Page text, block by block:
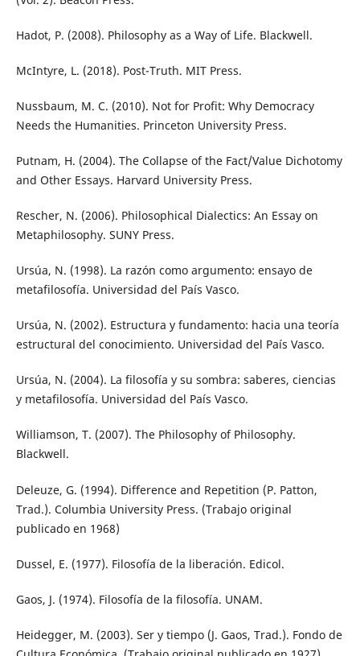
Hadot, P. (2008). Philosophy as a Way of Life. Blackwell.
McIntyre, L. (2018). Post-Truth. MIT Press.
Nussbaum, M. C. (2010). Not for Profit: Why Democracy
Needs the Humanities. Princeton University Press.
Putnam, H. (2004). The Collapse of the Fact/Value Dichotomy
and Other Essays. Harvard University Press.
Rescher, N. (2006). Philosophical Dialectics: An Essay on
Metaphilosophy. SUNY Press.
Ursúa, N. (1998). La razón como argumento: ensayo de
metafilosofía. Universidad del País Vasco.
Ursúa, N. (2002). Estructura y fundamento: hacia una teoría
estructural del conocimiento. Universidad del País Vasco.
Ursúa, N. (2004). La filosofía y su sombra: saberes, ciencias
y metafilosofía. Universidad del País Vasco.
Williamson, T. (2007). The Philosophy of Philosophy.
Blackwell.
Deleuze, G. (1994). Difference and Repetition (P. Patton,
Trad.). Columbia University Press. (Trabajo original
publicado en 1968)
Dussel, E. (1977). Filosofía de la liberación. Edicol.
Gaos, J. (1974). Filosofía de la filosofía. UNAM.
Heidegger, M. (2003). Ser y tiempo (J. Gaos, Trad.). Fondo de